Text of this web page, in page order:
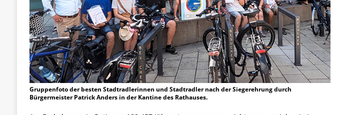
Gruppenfoto der besten Stadtradlerinnen und Stadtradler nach der Siegerehrung durch
Bürgermeister Patrick Anders in der Kantine des Rathauses.